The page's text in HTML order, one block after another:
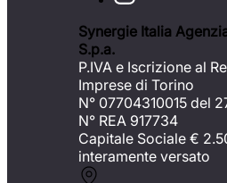
Synergie Italia
S.p.a.
P.IVA e Iscrizione al
Imprese di Torino
N° 07704310015 del
N° REA 917734
Capitale Sociale €
interamente versato